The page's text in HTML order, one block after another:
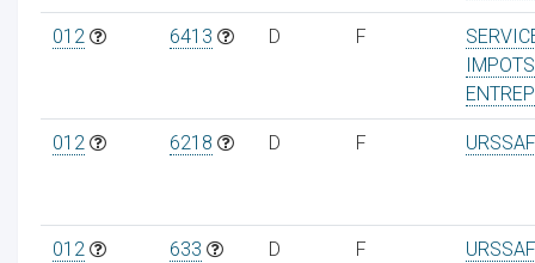
012 6413 D F
IMPOTS
012 6218 D F
012 633 D F